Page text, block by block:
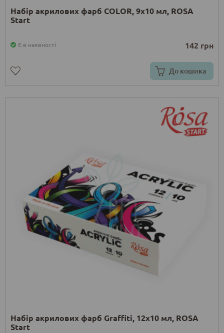
Набір акрилових фарб COLOR, 9x10 мл, ROSA
Start
Є в наявності 142 грн
До кошика
Набір акрилових фарб Graffiti, 12x10 мл, ROSA
Start